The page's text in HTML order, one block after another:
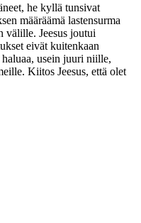
he kyllä tunsivat
määräämä lastensurma
välille. Jeesus joutui
eivät kuitenkaan
usein juuri niille,
Kiitos Jeesus, että olet